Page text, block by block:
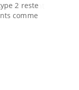
2 reste
comme